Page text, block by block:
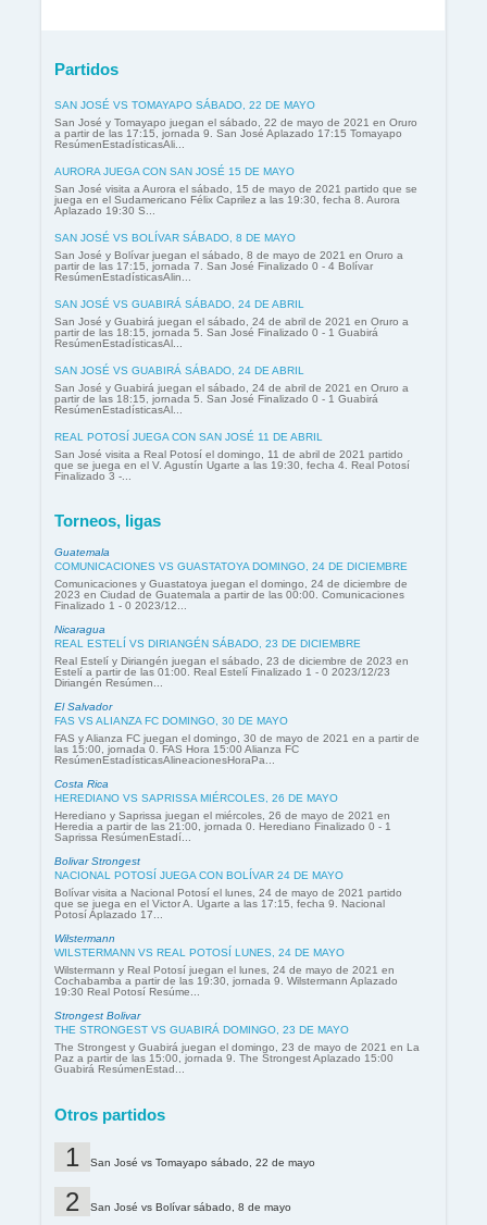
Partidos
SAN JOSÉ VS TOMAYAPO SÁBADO, 22 DE MAYO
San José y Tomayapo juegan el sábado, 22 de mayo de 2021 en Oruro
a partir de las 17:15, jornada 9. San José Aplazado 17:15 Tomayapo
ResúmenEstadísticasAli...
AURORA JUEGA CON SAN JOSÉ 15 DE MAYO
San José visita a Aurora el sábado, 15 de mayo de 2021 partido que se
juega en el Sudamericano Félix Caprilez a las 19:30, fecha 8. Aurora
Aplazado 19:30 S...
SAN JOSÉ VS BOLÍVAR SÁBADO, 8 DE MAYO
San José y Bolívar juegan el sábado, 8 de mayo de 2021 en Oruro a
partir de las 17:15, jornada 7. San José Finalizado 0 - 4 Bolívar
ResúmenEstadísticasAlin...
SAN JOSÉ VS GUABIRÁ SÁBADO, 24 DE ABRIL
San José y Guabirá juegan el sábado, 24 de abril de 2021 en Oruro a
partir de las 18:15, jornada 5. San José Finalizado 0 - 1 Guabirá
ResúmenEstadísticasAl...
SAN JOSÉ VS GUABIRÁ SÁBADO, 24 DE ABRIL
San José y Guabirá juegan el sábado, 24 de abril de 2021 en Oruro a
partir de las 18:15, jornada 5. San José Finalizado 0 - 1 Guabirá
ResúmenEstadísticasAl...
REAL POTOSÍ JUEGA CON SAN JOSÉ 11 DE ABRIL
San José visita a Real Potosí el domingo, 11 de abril de 2021 partido
que se juega en el V. Agustín Ugarte a las 19:30, fecha 4. Real Potosí
Finalizado 3 -...
Torneos, ligas
Guatemala
COMUNICACIONES VS GUASTATOYA DOMINGO, 24 DE DICIEMBRE
Comunicaciones y Guastatoya juegan el domingo, 24 de diciembre de
2023 en Ciudad de Guatemala a partir de las 00:00. Comunicaciones
Finalizado 1 - 0 2023/12...
Nicaragua
REAL ESTELÍ VS DIRIANGÉN SÁBADO, 23 DE DICIEMBRE
Real Estelí y Diriangén juegan el sábado, 23 de diciembre de 2023 en
Estelí a partir de las 01:00. Real Estelí Finalizado 1 - 0 2023/12/23
Diriangén Resúmen...
El Salvador
FAS VS ALIANZA FC DOMINGO, 30 DE MAYO
FAS y Alianza FC juegan el domingo, 30 de mayo de 2021 en a partir de
las 15:00, jornada 0. FAS Hora 15:00 Alianza FC
ResúmenEstadísticasAlineacionesHoraPa...
Costa Rica
HEREDIANO VS SAPRISSA MIÉRCOLES, 26 DE MAYO
Herediano y Saprissa juegan el miércoles, 26 de mayo de 2021 en
Heredia a partir de las 21:00, jornada 0. Herediano Finalizado 0 - 1
Saprissa ResúmenEstadí...
Bolivar Strongest
NACIONAL POTOSÍ JUEGA CON BOLÍVAR 24 DE MAYO
Bolívar visita a Nacional Potosí el lunes, 24 de mayo de 2021 partido
que se juega en el Victor A. Ugarte a las 17:15, fecha 9. Nacional
Potosí Aplazado 17...
Wilstermann
WILSTERMANN VS REAL POTOSÍ LUNES, 24 DE MAYO
Wilstermann y Real Potosí juegan el lunes, 24 de mayo de 2021 en
Cochabamba a partir de las 19:30, jornada 9. Wilstermann Aplazado
19:30 Real Potosí Resúme...
Strongest Bolivar
THE STRONGEST VS GUABIRÁ DOMINGO, 23 DE MAYO
The Strongest y Guabirá juegan el domingo, 23 de mayo de 2021 en La
Paz a partir de las 15:00, jornada 9. The Strongest Aplazado 15:00
Guabirá ResúmenEstad...
Otros partidos
San José vs Tomayapo sábado, 22 de mayo
San José vs Bolívar sábado, 8 de mayo